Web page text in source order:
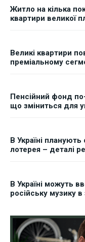
Житло на кілька
квартири великої
Великі квартири
преміальному
Пенсійний фонд
що зміниться для
В Україні
лотерея – деталі
В Україні можуть
російську музику